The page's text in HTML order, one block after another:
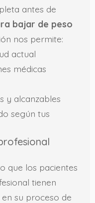
antes de
bajar de peso
nos permite:
actual
médicas
y alcanzables
según tus
que los pacientes
tienen
su proceso de